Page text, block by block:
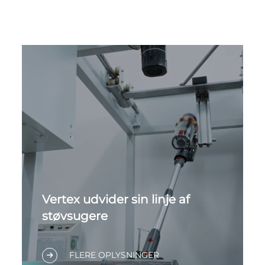
Vertex udvider sin linje af
støvsugere
Baggrund: Vertex er et etableret
europæisk mærke, der fokuserer på
FLERE OPLYSNINGER